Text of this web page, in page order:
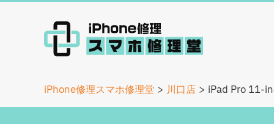
iPhone修理スマホ修理堂 川口店 iPad Pro 11-